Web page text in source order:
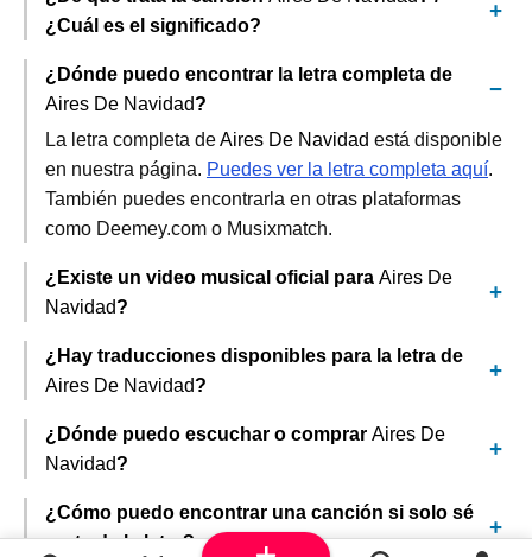
¿Cuál es el significado?
¿Dónde puedo encontrar la letra completa de
Aires De Navidad?
La letra completa deAires De Navidad está disponible
en nuestra página. Puedes ver la letra completa aquí.
También puedes encontrarla en otras plataformas
como Deemey.com o Musixmatch.
¿Existe un video musical oficial para Aires De
Navidad?
¿Hay traducciones disponibles para la letra de
Aires De Navidad?
¿Dónde puedo escuchar o comprar Aires De
Navidad?
¿Cómo puedo encontrar una canción si solo sé
parte de la letra?